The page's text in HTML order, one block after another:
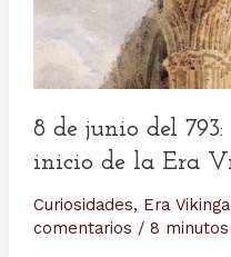
8 de junio del
inicio de la Era
Curiosidades, Era Vikinga
comentarios / 8